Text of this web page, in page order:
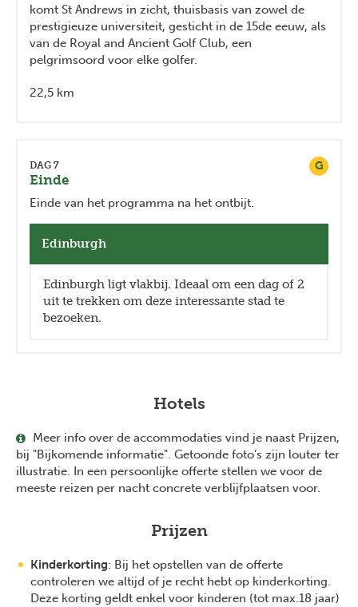
komt St Andrews in zicht, thuisbasis van zowel de
prestigieuze universiteit, gesticht in de 15de eeuw, als
van de Royal and Ancient Golf Club, een
pelgrimsoord voor elke golfer.
22,5 km
G
DAG 7
Einde
Einde van het programma na het ontbijt.
Edinburgh
Edinburgh ligt vlakbij. Ideaal om een dag of 2
uit te trekken om deze interessante stad te
bezoeken.
Hotels
Meer info over de accommodaties vind je naast Prijzen,
bij "Bijkomende informatie". Getoonde foto’s zijn louter ter
illustratie. In een persoonlijke offerte stellen we voor de
meeste reizen per nacht concrete verblijfplaatsen voor.
Prijzen
Kinderkorting: Bij het opstellen van de offerte
controleren we altijd of je recht hebt op kinderkorting.
Deze korting geldt enkel voor kinderen (tot max.18 jaar)